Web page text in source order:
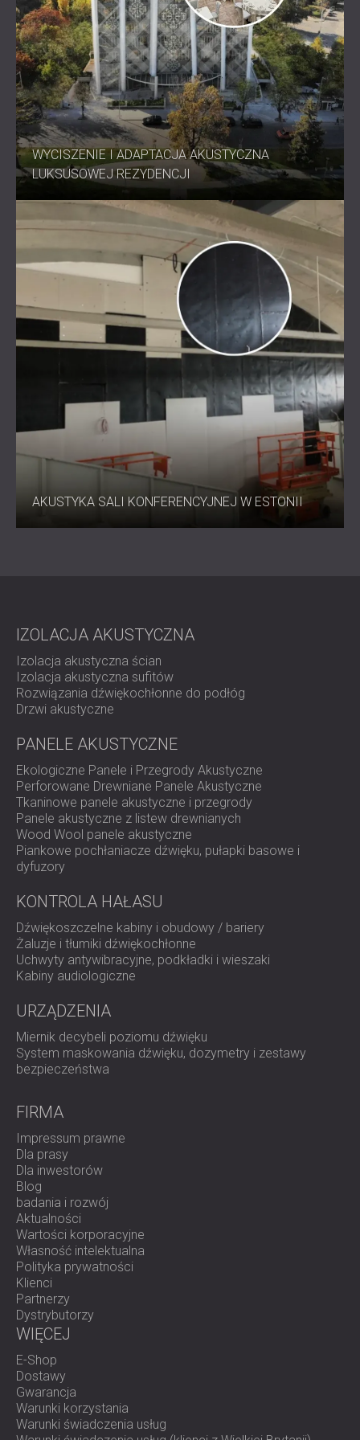
WYCISZENIE I ADAPTACJA AKUSTYCZNA
LUKSUSOWEJ REZYDENCJI
AKUSTYKA SALI KONFERENCYJNEJ W ESTONII
IZOLACJA AKUSTYCZNA
Izolacja akustyczna ścian
Izolacja akustyczna sufitów
Rozwiązania dźwiękochłonne do podłóg
Drzwi akustyczne
PANELE AKUSTYCZNE
Ekologiczne Panele i Przegrody Akustyczne
Perforowane Drewniane Panele Akustyczne
Tkaninowe panele akustyczne i przegrody
Panele akustyczne z listew drewnianych
Wood Wool panele akustyczne
Piankowe pochłaniacze dźwięku, pułapki basowe i
dyfuzory
KONTROLA HAŁASU
Dźwiękoszczelne kabiny i obudowy / bariery
Żaluzje i tłumiki dźwiękochłonne
Uchwyty antywibracyjne, podkładki i wieszaki
Kabiny audiologiczne
URZĄDZENIA
Miernik decybeli poziomu dźwięku
System maskowania dźwięku, dozymetry i zestawy
bezpieczeństwa
FIRMA
Impressum prawne
Dla prasy
Dla inwestorów
Blog
badania i rozwój
Aktualności
Wartości korporacyjne
Własność intelektualna
Polityka prywatności
Klienci
Partnerzy
Dystrybutorzy
WIĘCEJ
E-Shop
Dostawy
Gwarancja
Warunki korzystania
Warunki świadczenia usług